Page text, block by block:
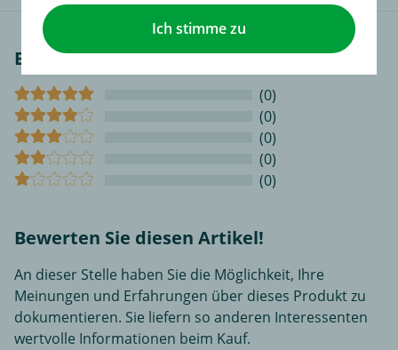
Bewertungen
(0)
(0)
(0)
(0)
(0)
Bewerten Sie diesen Artikel!
An dieser Stelle haben Sie die Möglichkeit, Ihre
Meinungen und Erfahrungen über dieses Produkt zu
dokumentieren. Sie liefern so anderen Interessenten
wertvolle Informationen beim Kauf.
Ich stimme zu